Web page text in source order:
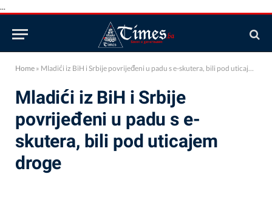
...
Home » Mladići iz BiH i Srbije povrijeđeni u padu s e-skutera, bili pod uticajem droge
Mladići iz BiH i Srbije
povrijeđeni u padu s e-
skutera, bili pod uticajem
droge